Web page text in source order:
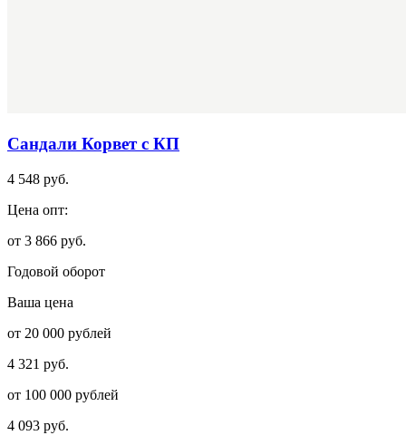
Сандали Корвет с КП
4 548 руб.
Цена опт:
от 3 866 руб.
Годовой оборот
Ваша цена
от 20 000 рублей
4 321 руб.
от 100 000 рублей
4 093 руб.